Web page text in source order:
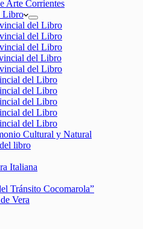
Arte Corrientes
Libro
del Libro
del Libro
del Libro
del Libro
del Libro
del Libro
del Libro
del Libro
del Libro
del Libro
Cultural y Natural
libro
Italiana
Tránsito Cocomarola”
Vera